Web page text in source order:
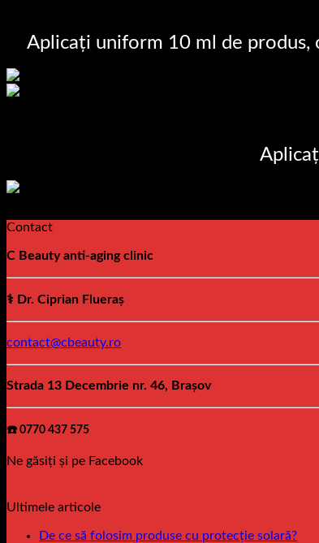
Aplicați uniform 10 ml de produs,
Contact
C Beauty anti-aging clinic
⚕️ Dr. Ciprian Flueraș
contact@cbeauty.ro
Strada 13 Decembrie nr. 46, Brașov
☎️ 0770 437 575
Ne găsiți și pe Facebook
Ultimele articole
De ce să folosim produse cu protecție solară?